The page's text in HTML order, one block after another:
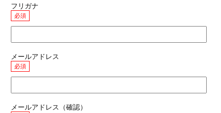
フリガナ
必須
メールアドレス
必須
メールアドレス（確認）